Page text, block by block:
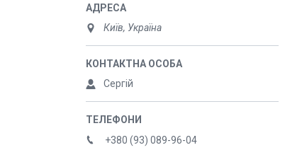
Київ, Україна
Сергій
+380 (93) 089-96-04